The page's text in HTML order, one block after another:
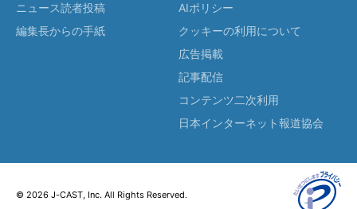
ニュース読者投稿
編集長からの手紙
AIポリシー
クッキーの利用について
広告掲載
記事配信
コンテンツ二次利用
日本インターネット報道協会
© 2026 J-CAST, Inc. All Rights Reserved.